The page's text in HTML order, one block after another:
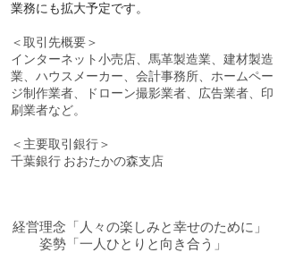
業務にも拡大予定です。
＜取引先概要＞
​インターネット小売店、馬革製造業、建材製造
業、ハウスメーカー、会計事務所、ホームペー
ジ制作業者、ドローン撮影業者、広告業者、印
刷業者など。
＜主要取引銀行＞
千葉銀行 おおたかの森支店
経営理念「人々の楽しみと幸せのために」
姿勢「一人ひとりと向き合う」